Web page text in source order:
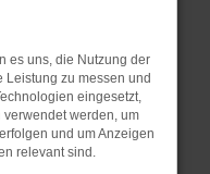
Stand
nur ein
auch dazu
nicht mehr
es uns, die Nutzung der
Leistung zu messen und
eingesetzt,
werden, um
und um Anzeigen
relevant sind.